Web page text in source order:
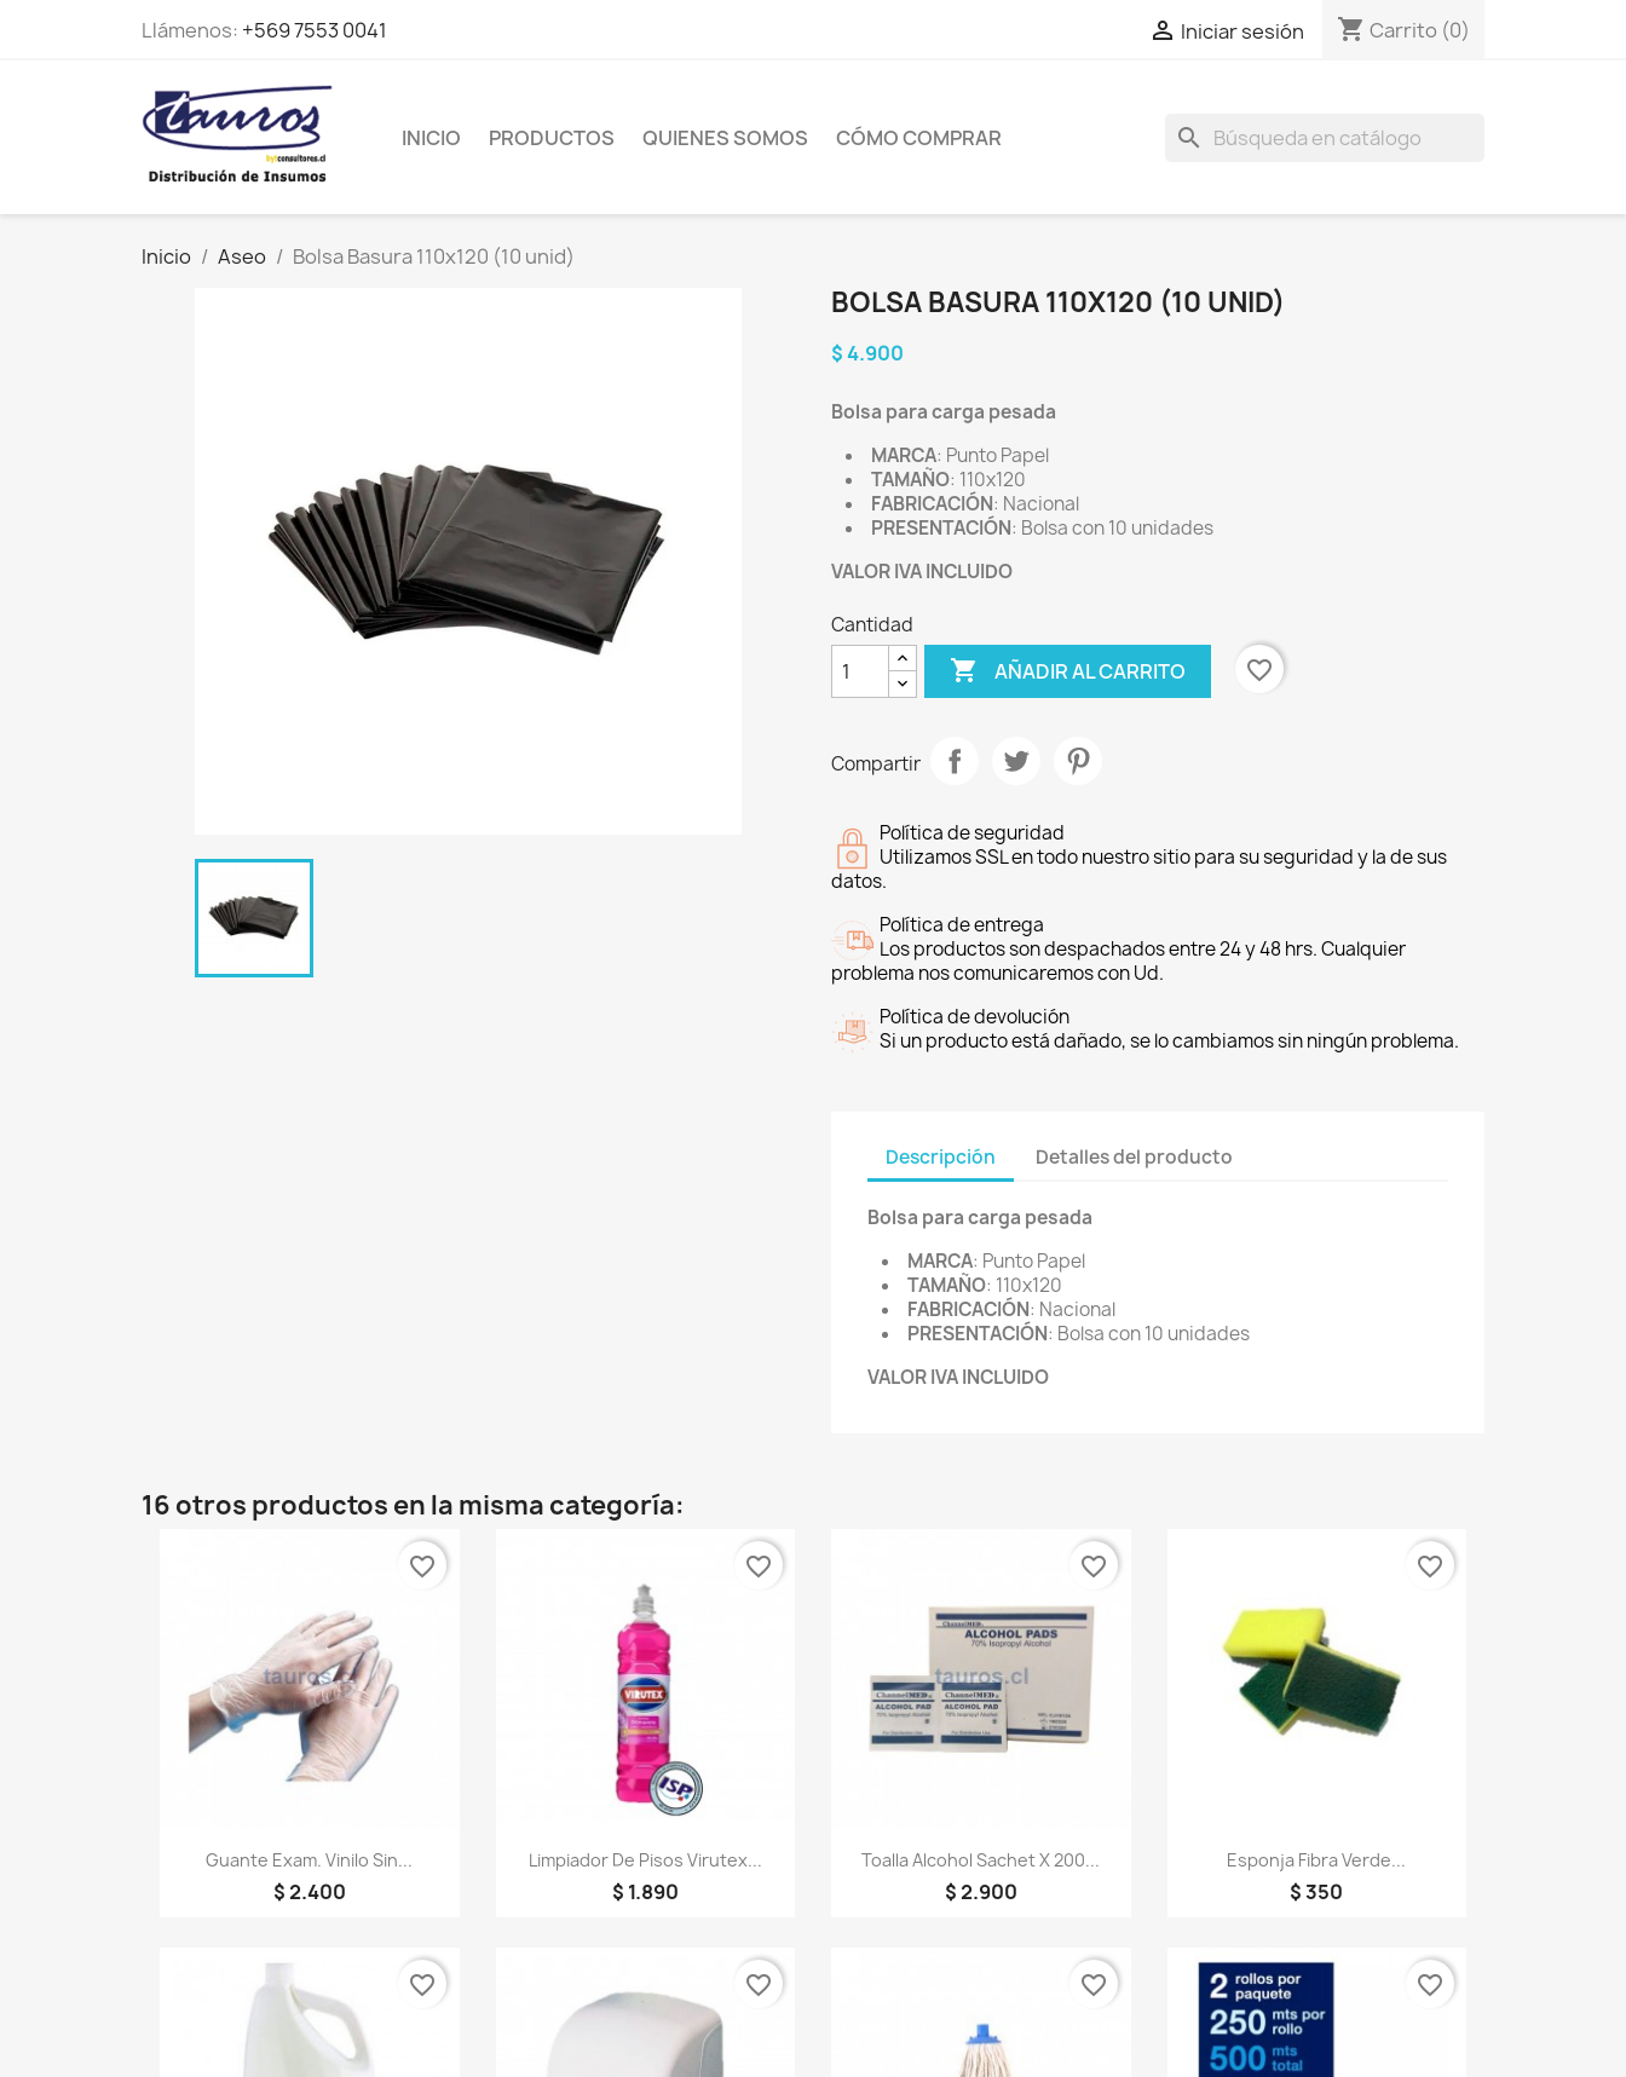
Llámenos: +569 7553 0041  Iniciar sesión shopping_cart Carrito (0)
INICIO PRODUCTOS QUIENES SOMOS CÓMO COMPRAR search
Inicio Aseo Bolsa Basura 110x120 (10 unid)
BOLSA BASURA 110X120 (10 UNID)
$ 4.900
Bolsa para carga pesada
MARCA: Punto Papel
TAMAÑO: 110x120
FABRICACIÓN: Nacional
PRESENTACIÓN: Bolsa con 10 unidades
VALOR IVA INCLUIDO
Cantidad
 AÑADIR AL CARRITO favorite_border
Compartir
Política de seguridad
Utilizamos SSL en todo nuestro sitio para su seguridad y la de sus
datos.
Política de entrega
Los productos son despachados entre 24 y 48 hrs. Cualquier
problema nos comunicaremos con Ud.
Política de devolución
Si un producto está dañado, se lo cambiamos sin ningún problema.
Descripción Detalles del producto
Bolsa para carga pesada
MARCA: Punto Papel
TAMAÑO: 110x120
FABRICACIÓN: Nacional
PRESENTACIÓN: Bolsa con 10 unidades
VALOR IVA INCLUIDO
16 otros productos en la misma categoría:
Vista rápida
Guante Exam. Vinilo Sin...
$ 2.400
favorite_border
Vista rápida
Limpiador De Pisos Virutex...
$ 1.890
favorite_border
Vista rápida
Toalla Alcohol Sachet X 200...
$ 2.900
favorite_border
Vista rápida
Esponja Fibra Verde...
$ 350
favorite_border
favorite_border favorite_border favorite_border favorite_border